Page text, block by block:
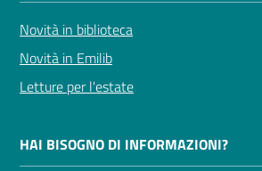
Novità in biblioteca
Novità in Emilib
Letture per l'estate
HAI BISOGNO DI INFORMAZIONI?